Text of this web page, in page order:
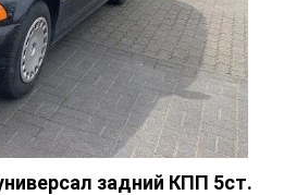
задний КПП 5ст.